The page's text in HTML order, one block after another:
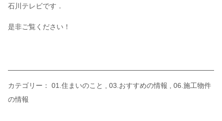
石川テレビです．
是非ご覧ください！
カテゴリー： 01.住まいのこと 03.おすすめの情報
06.施工物件
の情報